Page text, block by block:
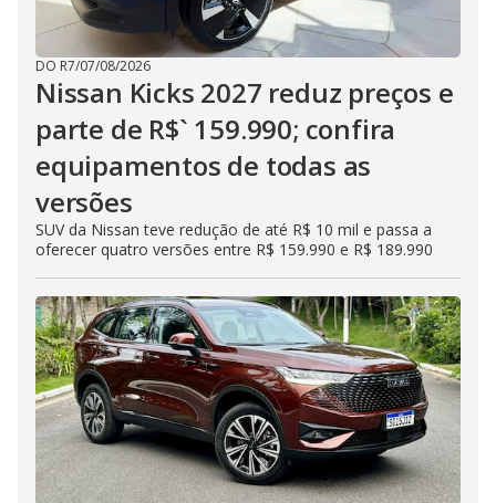
DO R7/07/08/2026
Nissan Kicks 2027 reduz preços e
parte de R$` 159.990; confira
equipamentos de todas as
versões
SUV da Nissan teve redução de até R$ 10 mil e passa a
oferecer quatro versões entre R$ 159.990 e R$ 189.990